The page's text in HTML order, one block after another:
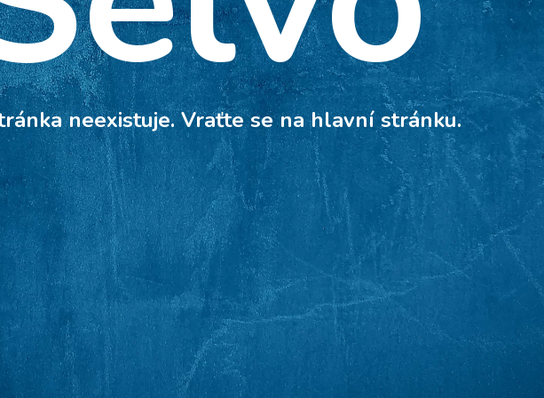
neexistuje. Vraťte se na hlavní stránku.